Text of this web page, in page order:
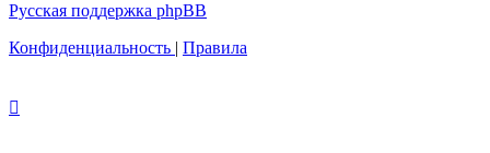
Русская поддержка phpBB
Конфиденциальность | Правила